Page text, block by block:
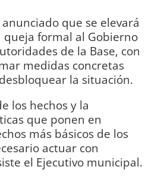
que se elevará
queja formal al Gobierno
de la Base, con
medidas concretas
la situación.
los hechos y la
que ponen en
más básicos de los
actuar con
el Ejecutivo municipal.